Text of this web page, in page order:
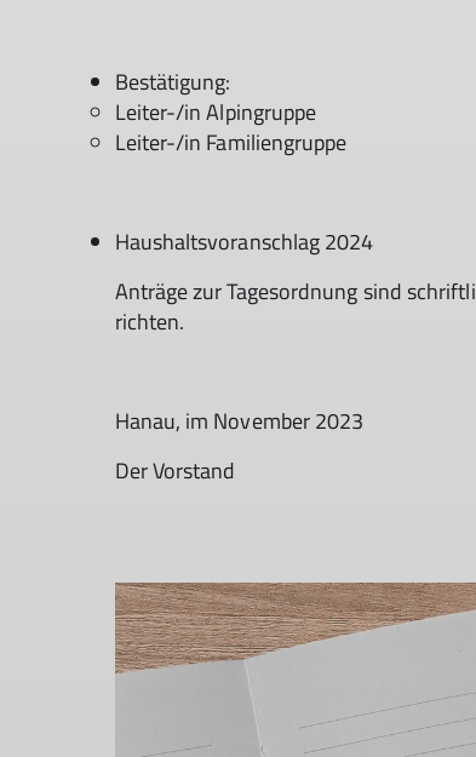
Bestätigung:
Leiter-/in Alpingruppe
Leiter-/in Familiengruppe
Haushaltsvoranschlag 2024
Anträge zur Tagesordnung sind
richten.
Hanau, im November 2023
Der Vorstand